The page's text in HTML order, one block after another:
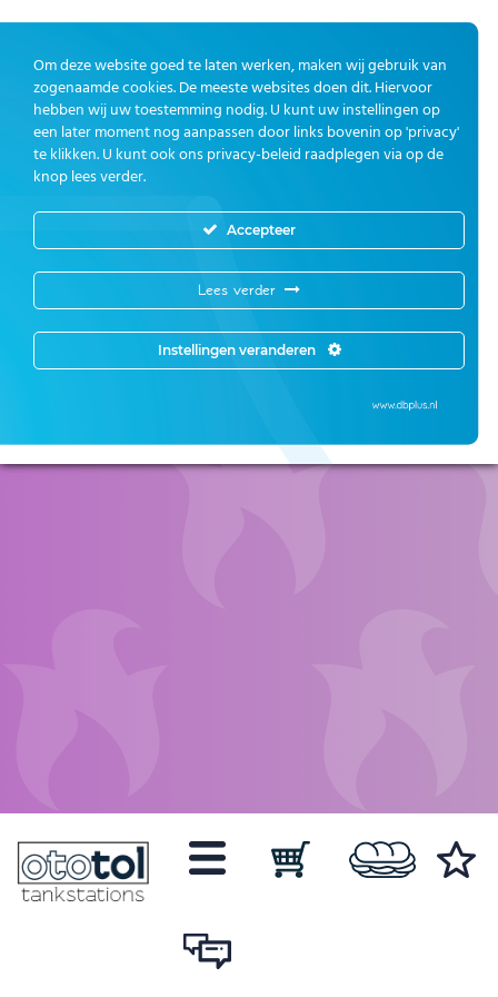
Boedelbak
Moet u spullen verplaatsen? Iemand helpen
verhuizen? Bij Ototol huurt u eenvoudig een veilige
aanhanger van boedelbak. Onze medewerkers
boedelbak.nl.
Om deze website goed te laten werken, maken wij gebruik van
zogenaamde cookies. De meeste websites doen dit. Hiervoor
hebben wij uw toestemming nodig. U kunt uw instellingen op
een later moment nog aanpassen door links bovenin op 'privacy'
te klikken. U kunt ook ons privacy-beleid raadplegen via op de
knop lees verder.
Accepteer
Lees verder
Instellingen veranderen